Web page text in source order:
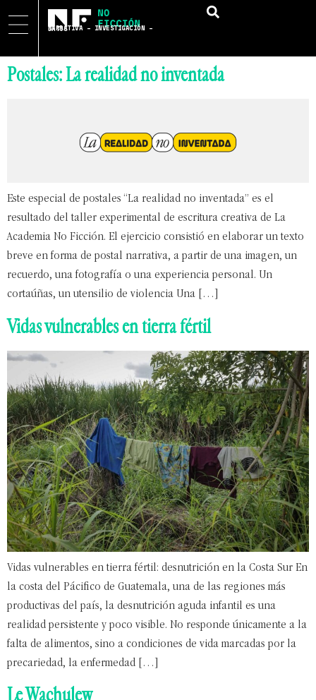
NARRATIVA – INVESTIGACIÓN – DATOS
Postales: La realidad no inventada
Este especial de postales “La realidad no inventada” es el
resultado del taller experimental de escritura creativa de La
Academia No Ficción. El ejercicio consistió en elaborar un texto
breve en forma de postal narrativa, a partir de una imagen, un
recuerdo, una fotografía o una experiencia personal. Un
cortaúñas, un utensilio de violencia Una […]
Vidas vulnerables en tierra fértil
Vidas vulnerables en tierra fértil: desnutrición en la Costa Sur En
la costa del Pácifico de Guatemala, una de las regiones más
productivas del país, la desnutrición aguda infantil es una
realidad persistente y poco visible. No responde únicamente a la
falta de alimentos, sino a condiciones de vida marcadas por la
precariedad, la enfermedad […]